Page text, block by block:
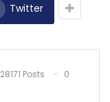
Twitter
28171 Posts
0